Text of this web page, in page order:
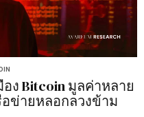
ง Bitcoin มูลค่าหลาย
ข่ายหลอกลวงข้าม